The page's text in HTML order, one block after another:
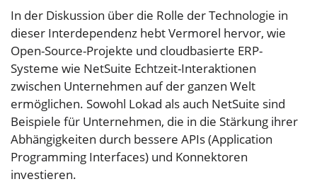
In der Diskussion über die Rolle der Technologie in
dieser Interdependenz hebt Vermorel hervor, wie
Open-Source-Projekte und cloudbasierte ERP-
Systeme wie NetSuite Echtzeit-Interaktionen
zwischen Unternehmen auf der ganzen Welt
ermöglichen. Sowohl Lokad als auch NetSuite sind
Beispiele für Unternehmen, die in die Stärkung ihrer
Abhängigkeiten durch bessere APIs (Application
Programming Interfaces) und Konnektoren
investieren.